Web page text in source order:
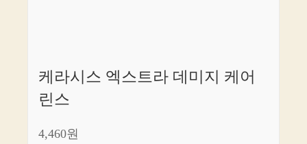
케라시스 엑스트라 데미지 케어
린스
4,460원